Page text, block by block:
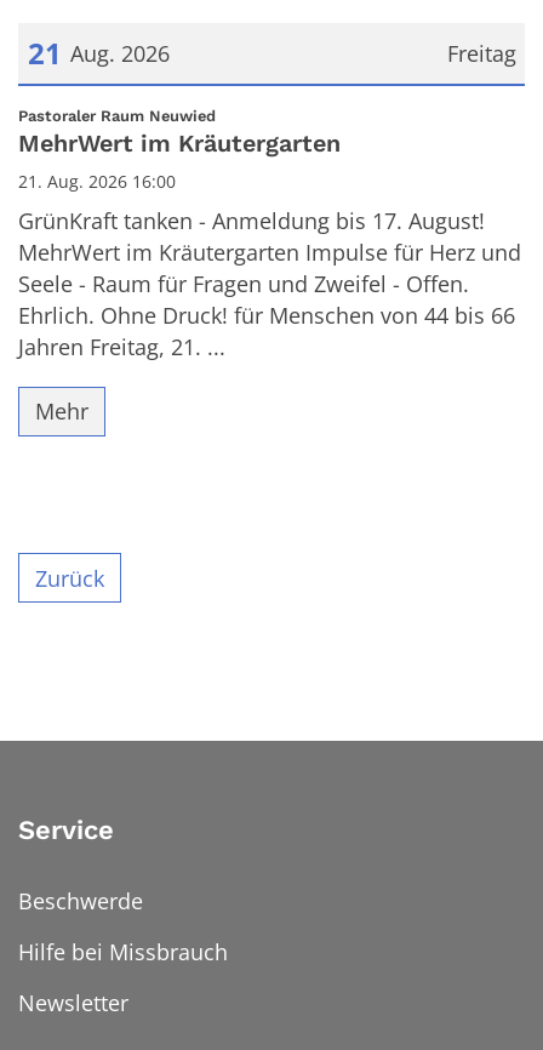
Freitag
21 Aug. 2026
Datum: 21. August 2026
Pastoraler Raum Neuwied:
MehrWert im Kräutergarten
21. Aug. 2026 16:00
GrünKraft tanken - Anmeldung bis 17. August!
MehrWert im Kräutergarten Impulse für Herz und
Seele - Raum für Fragen und Zweifel - Offen.
Ehrlich. Ohne Druck! für Menschen von 44 bis 66
Jahren Freitag, 21. ...
Mehr
Zurück
Service
Beschwerde
Hilfe bei Missbrauch
Newsletter